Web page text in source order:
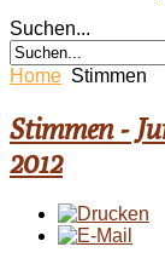
Suchen...
Home Stimmen
Stimmen -
2012